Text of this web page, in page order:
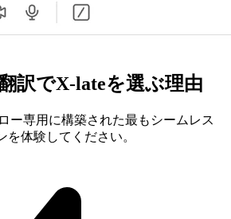
訳でX-lateを選ぶ理由
ー専用に構築された最もシームレス
体験してください。